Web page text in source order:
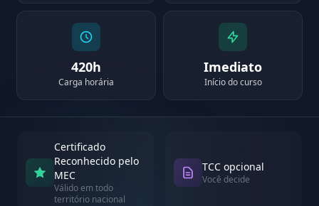
420h
Carga horária
Imediato
Início do curso
Certificado
Reconhecido pelo
MEC
Válido em todo
território nacional
TCC opcional
Você decide